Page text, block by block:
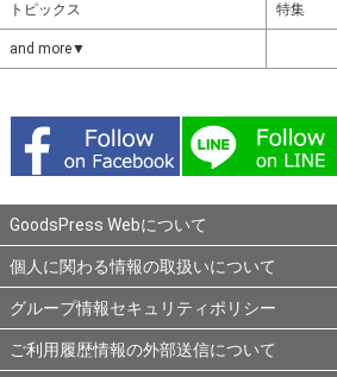
トピックス 特集
and more▼
GoodsPress Webについて
個人に関わる情報の取扱いについて
グループ情報セキュリティポリシー
ご利用履歴情報の外部送信について